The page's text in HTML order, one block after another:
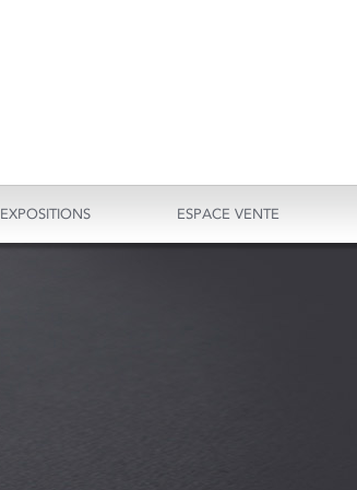
EXPOSITIONS ESPACE VENTE